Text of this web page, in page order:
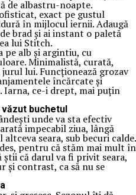
de albastru-noapte.
exact pe gustul
în mijlocul iernii. Adaugă
brad și ai instant o paletă
lui Stitch.
pe alb și argintiu, cu
Minimalistă, curată,
lui. Funcționează grozav
încărcate și
Iarna, ce-i drept, mai puțin
buchetul
unde va sta efectiv
impecabil ziua, lângă
seara, sub becuri calde.
pentru că stăm mai mult în
știi că darul va fi privit seara,
și contrast, ca să nu se